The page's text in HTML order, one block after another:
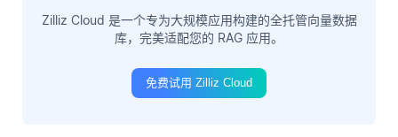
Zilliz Cloud 是一个专为大规模应用构建的全托管向量数据
库，完美适配您的 RAG 应用。
免费试用 Zilliz Cloud